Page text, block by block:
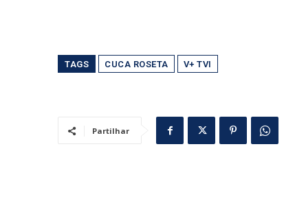
TAGS CUCA ROSETA V+ TVI
Partilhar